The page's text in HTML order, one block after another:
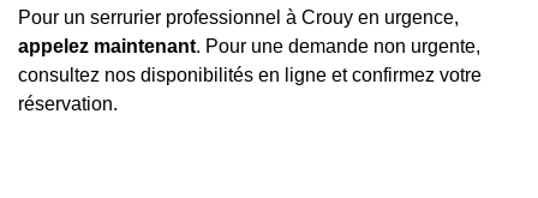
Pour un serrurier professionnel à Crouy en urgence,
appelez maintenant. Pour une demande non urgente,
consultez nos disponibilités en ligne et confirmez votre
réservation.